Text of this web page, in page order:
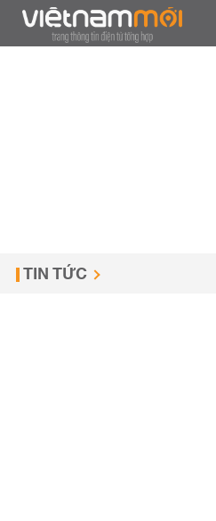
TIN TỨC